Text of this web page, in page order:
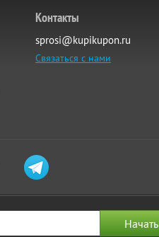
Контакты
sprosi@kupikupon.ru
Связаться с нами